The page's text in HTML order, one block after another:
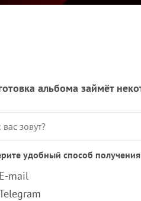
альбома займёт
удобный способ
E-mail